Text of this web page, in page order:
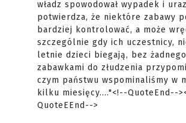
władz spowodował wypadek i
potwierdza, że niektóre zabawy
bardziej kontrolować, a może
szczególnie gdy ich uczestnicy,
letnie dzieci biegają, bez
zabawkami do złudzenia
czym państwu wspominaliśmy w
kilku miesięcy...."<!--QuoteEnd--
QuoteEEnd-->